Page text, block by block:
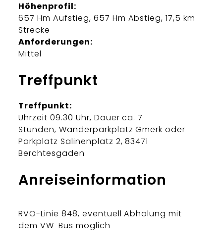
Höhenprofil:
657 Hm Aufstieg, 657 Hm Abstieg, 17,5 km
Strecke
Anforderungen:
Mittel
Treffpunkt
Treffpunkt:
Uhrzeit 09.30 Uhr, Dauer ca. 7
Stunden, Wanderparkplatz Gmerk oder
Parkplatz Salinenplatz 2, 83471
Berchtesgaden
Anreiseinformation
RVO-Linie 848, eventuell Abholung mit
dem VW-Bus möglich